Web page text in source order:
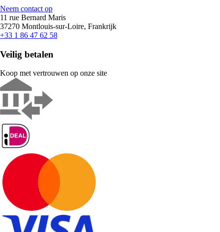
Neem contact op
11 rue Bernard Maris
37270 Montlouis-sur-Loire, Frankrijk
+33 1 86 47 62 58
Veilig betalen
Koop met vertrouwen op onze site